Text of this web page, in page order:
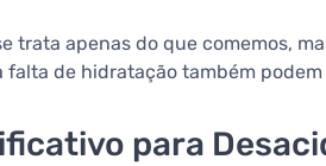
trata apenas do que comemos,
falta de hidratação também
para